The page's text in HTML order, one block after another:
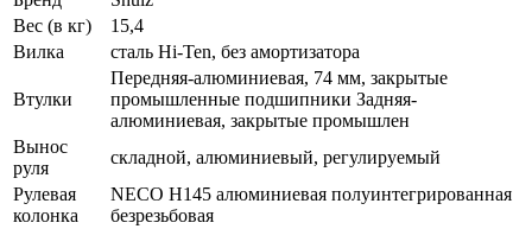
Вес (в кг)
15,4
Вилка
сталь Hi-Ten, без амортизатора
Втулки
Передняя-алюминиевая, 74 мм, закрытые
промышленные подшипники Задняя-
алюминиевая, закрытые промышлен
Вынос
руля
складной, алюминиевый, регулируемый
Рулевая
колонка
NECO H145 алюминиевая полуинтегрированная
безрезьбовая